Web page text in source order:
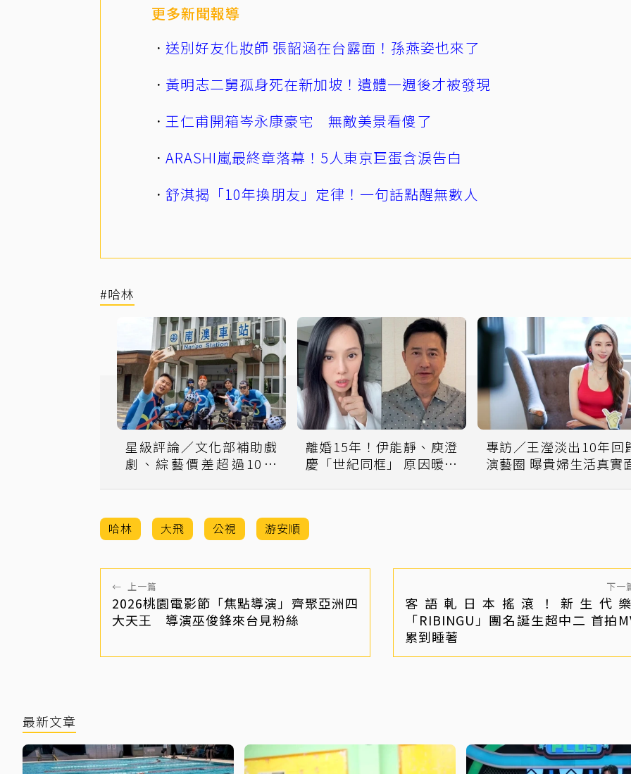
更多新聞報導
送別好友化妝師 張韶涵在台露面！孫燕姿也來了
黃明志二舅孤身死在新加坡！遺體一週後才被發現
王仁甫開箱岑永康豪宅 無敵美景看傻了
ARASHI嵐最終章落幕！5人東京巨蛋含淚告白
舒淇揭「10年換朋友」定律！一句話點醒無數人
#哈林
星級評論／文化部補助戲
劇、綜藝價差超過10倍
離婚15年！伊能靜、庾澄
慶「世紀同框」 原因暖哭
專訪／王瀅淡出10年回
演藝圈 曝貴婦生活真實
哈林 大飛 公視 游安順
← 上一篇
2026桃園電影節「焦點導演」齊聚亞洲四
大天王 導演巫俊鋒來台見粉絲
下一
客語軋日本搖滾！新生代
「RIBINGU」團名誕生超中二 首拍
累到睡著
最新文章